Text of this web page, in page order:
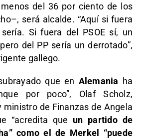
del 36 por ciento de los
será alcalde. “Aquí si fuera
Si fuera del PSOE sí, un
del PP sería un derrotado”,
gallego.
que en Alemania ha
por poco”, Olaf Scholz,
ministro de Finanzas de Angela
“acredita que un partido de
como el de Merkel “puede